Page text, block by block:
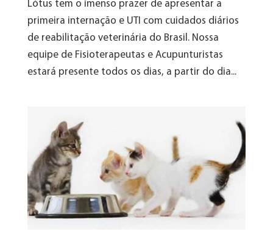
Lótus tem o imenso prazer de apresentar a
primeira internação e UTI com cuidados diários
de reabilitação veterinária do Brasil. Nossa
equipe de Fisioterapeutas e Acupunturistas
estará presente todos os dias, a partir do dia...